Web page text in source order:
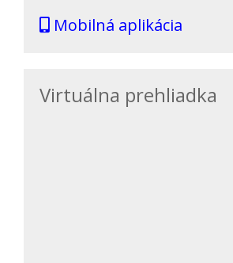
Mobilná aplikácia
Virtuálna prehliadka